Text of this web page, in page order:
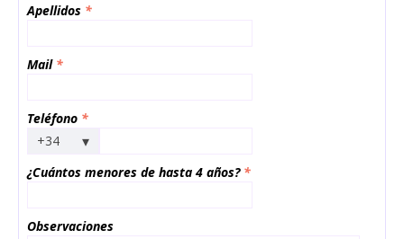
Apellidos *
Mail *
Teléfono *
+34
▾
¿Cuántos menores de hasta 4 años? *
Observaciones